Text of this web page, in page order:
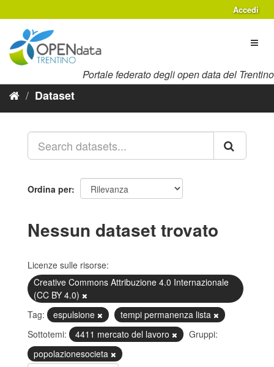
al
contenuto
Accedi
Portale federato degli open data del Trentino
Dataset
Ordina per
Nessun dataset trovato
Licenze sulle risorse:
Creative Commons Attribuzione 4.0 Internazionale
(CC BY 4.0)
Tag:
espulsione
tempi permanenza lista
Sottotemi:
4411 mercato del lavoro
Gruppi:
popolazionesocieta